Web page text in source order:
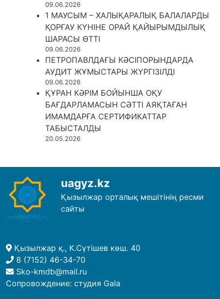
09.06.2026
1 МАУСЫМ – ХАЛЫҚАРАЛЫҚ БАЛАЛАРДЫ
ҚОРҒАУ КҮНІНЕ ОРАЙ ҚАЙЫРЫМДЫЛЫҚ
ШАРАСЫ ӨТТІ
09.06.2026
ПЕТРОПАВЛДАҒЫ КӘСІПОРЫНДАРДА
АУДИТ ЖҰМЫСТАРЫ ЖҮРГІЗІЛДІ
09.06.2026
ҚҰРАН КӘРІМ БОЙЫНША ОҚУ
БАҒДАРЛАМАСЫН СӘТТІ АЯҚТАҒАН
ИМАМДАРҒА СЕРТИФИКАТТАР
ТАБЫСТАЛДЫ
20.05.2026
uagyz.kz
Қызылжар орталық мешітінің ресми
сайты
Қызылжар қ., К.Сүтішев көш. 40
8 (7152) 46-34-70
Sko-kmdb@mail.ru
Сопровождение: студия Gala